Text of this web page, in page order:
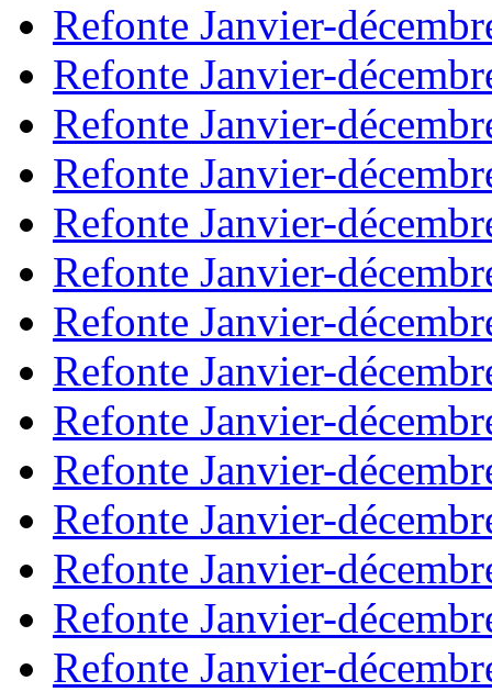
Refonte Janvier-
Refonte Janvier-
Refonte Janvier-
Refonte Janvier-
Refonte Janvier-
Refonte Janvier-
Refonte Janvier-
Refonte Janvier-
Refonte Janvier-
Refonte Janvier-
Refonte Janvier-
Refonte Janvier-
Refonte Janvier-
Refonte Janvier-